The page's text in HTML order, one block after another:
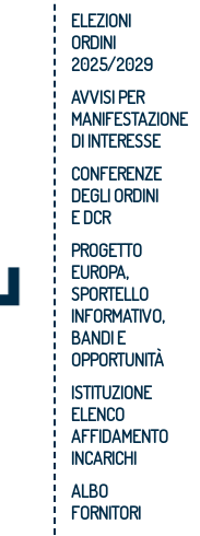
ELEZIONI
ORDINI
2025/2029
AVVISI PER
MANIFESTAZIONE
DI INTERESSE
CONFERENZE
DEGLI ORDINI
E DCR
PROGETTO
EUROPA,
SPORTELLO
INFORMATIVO,
BANDI E
OPPORTUNITÀ
ISTITUZIONE
ELENCO
AFFIDAMENTO
INCARICHI
ALBO
FORNITORI